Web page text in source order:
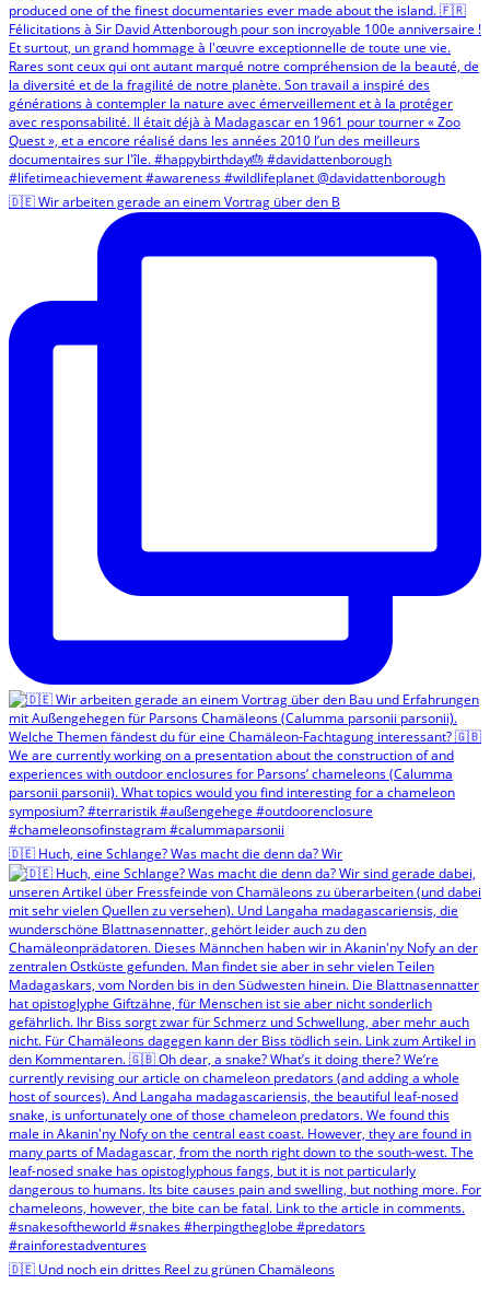
🇩🇪 Wir arbeiten gerade an einem Vortrag über den B
🇩🇪 Huch, eine Schlange? Was macht die denn da? Wir
🇩🇪 Und noch ein drittes Reel zu grünen Chamäleons